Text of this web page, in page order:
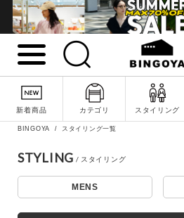
新着商品 カテゴリ スタイリング
詳細検
BINGOYA スタイリング一覧
STYLING
MENS